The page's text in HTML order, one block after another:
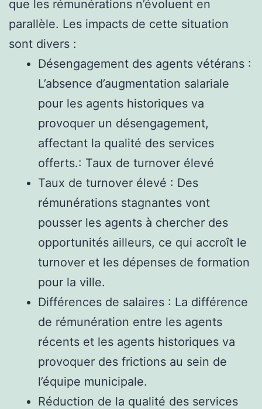
que les rémunérations n’évoluent en
parallèle. Les impacts de cette situation
sont divers :
Désengagement des agents vétérans :
L’absence d’augmentation salariale
pour les agents historiques va
provoquer un désengagement,
affectant la qualité des services
offerts.: Taux de turnover élevé
Taux de turnover élevé : Des
rémunérations stagnantes vont
pousser les agents à chercher des
opportunités ailleurs, ce qui accroît le
turnover et les dépenses de formation
pour la ville.
Différences de salaires : La différence
de rémunération entre les agents
récents et les agents historiques va
provoquer des frictions au sein de
l’équipe municipale.
Réduction de la qualité des services